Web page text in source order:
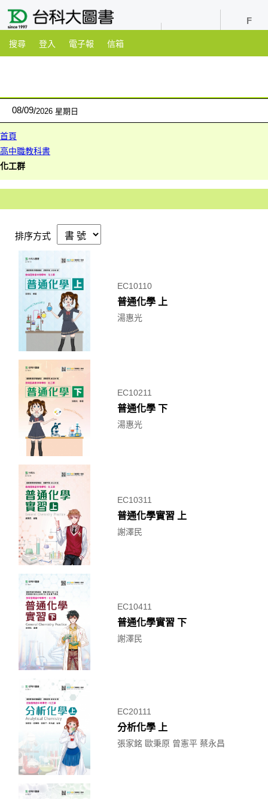
搜尋 登入 電子報 信箱
08/09 2026 星期日
首頁
高中職教科書
化工群
排序方式
EC10110
普通化學 上
湯惠光
EC10211
普通化學 下
湯惠光
EC10311
普通化學實習 上
謝澤民
EC10411
普通化學實習 下
謝澤民
EC20111
分析化學 上
張家銘 歐秉原 曾憲平 蔡永昌